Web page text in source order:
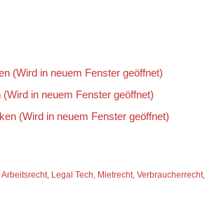
(Wird in neuem Fenster geöffnet)
in neuem Fenster geöffnet)
(Wird in neuem Fenster geöffnet)
Arbeitsrecht, Legal Tech, Mietrecht, Verbraucherrecht,